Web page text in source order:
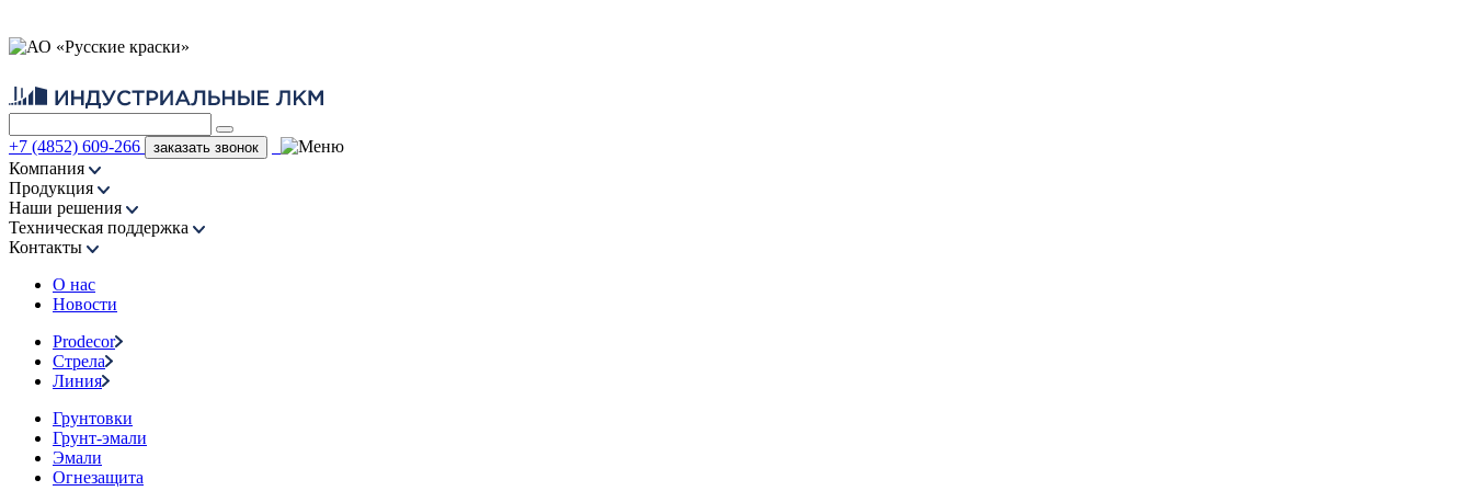
+7 (4852) 609-266 заказать звонок
Компания
Продукция
Наши решения
Техническая поддержка
Контакты
О нас
Новости
Prodecor
Стрела
Линия
Грунтовки
Грунт-эмали
Эмали
Огнезащита